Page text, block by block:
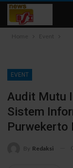
Home Event
EVENT
Audit Mutu
Sistem
Purwekerto
By Redaksi